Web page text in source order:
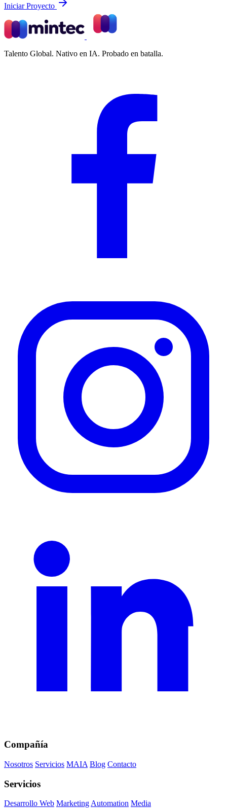
Iniciar Proyecto
Talento Global. Nativo en IA. Probado en batalla.
Compañía
Nosotros Servicios MAIA Blog Contacto
Servicios
Desarrollo Web MarketingAutomation Media